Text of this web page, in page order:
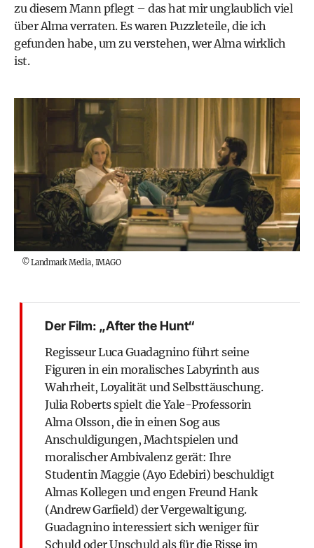
zu diesem Mann pflegt – das hat mir unglaublich viel
über Alma verraten. Es waren Puzzleteile, die ich
gefunden habe, um zu ver­stehen, wer Alma wirklich
ist.
©Landmark Media, IMAGO
Der Film: „After the Hunt“
Regisseur Luca Guadagnino führt seine
Figuren in ein moralisches Labyrinth aus
Wahrheit, Loyalität und Selbsttäuschung.
Julia Roberts spielt die Yale-Professorin
Alma Olsson, die in einen Sog aus
Anschuldigungen, Machtspielen und
moralischer Ambivalenz gerät: Ihre
Studentin Maggie (Ayo Edebiri) beschuldigt
Almas Kollegen und engen Freund Hank
(Andrew Garfield) der Vergewaltigung.
Guadagnino interessiert sich weniger für
Schuld oder Unschuld als für die Risse im